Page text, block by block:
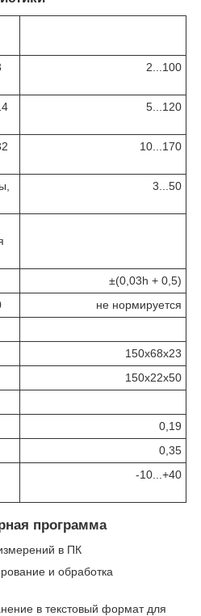
2...100
5...120
10...170
3...50
±(0,03h + 0,5)
не нормируется
150x68x23
150x22x50
0,19
0,35
-10...+40
программа
в ПК
и обработка
в текстовый формат для